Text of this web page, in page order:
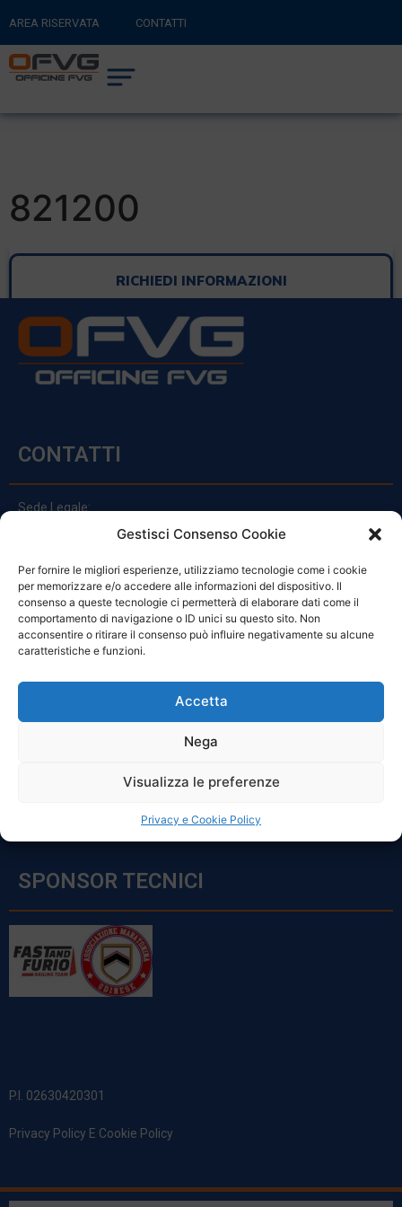
Gestisci Consenso Cookie
Per fornire le migliori esperienze, utilizziamo tecnologie come i cookie
per memorizzare e/o accedere alle informazioni del dispositivo. Il
consenso a queste tecnologie ci permetterà di elaborare dati come il
comportamento di navigazione o ID unici su questo sito. Non
acconsentire o ritirare il consenso può influire negativamente su alcune
caratteristiche e funzioni.
Accetta
Nega
Visualizza le preferenze
Privacy e Cookie Policy
AREA RISERVATA CONTATTI
RITORNA AL SITO PRINCIPALE
CARRELLO
821200
RICHIEDI INFORMAZIONI
CONTATTI
Sede Legale:
Via Principe Di Udine 144
clienti@officinefvg.it
info@officinefvg.it
posta@officinefvgpec.It
ORARI
Sabato: 8:00 – 12:00
SPONSOR TECNICI
P.I. 02630420301
Privacy Policy E Cookie Policy